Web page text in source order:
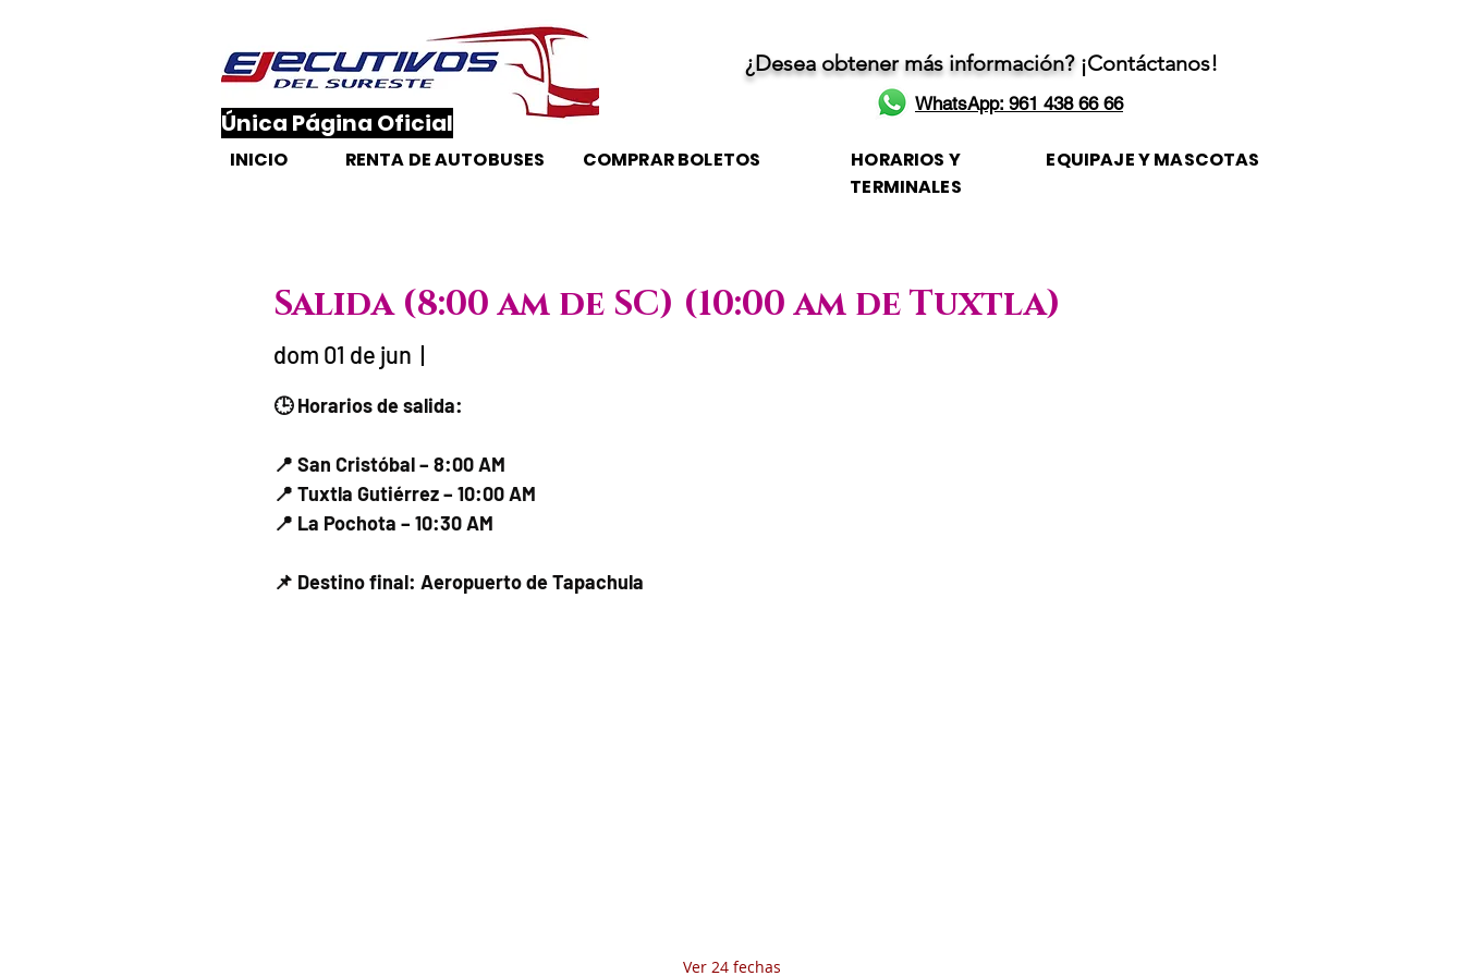
​Única Página Oficial
¿Desea obtener más información? ¡Contáctanos!
WhatsApp: 961 438 66 66
INICIO RENTA DE AUTOBUSES COMPRAR BOLETOS
HORARIOS Y
TERMINALES
EQUIPAJE Y MASCOTAS
Salida (8:00 am de SC) (10:00 am de Tuxtla)
dom 01 de jun
  |
🕒 Horarios de salida:
📍 San Cristóbal – 8:00 AM
📍 Tuxtla Gutiérrez – 10:00 AM
📍 La Pochota – 10:30 AM
📌 Destino final: Aeropuerto de Tapachula
Ver 24 fechas